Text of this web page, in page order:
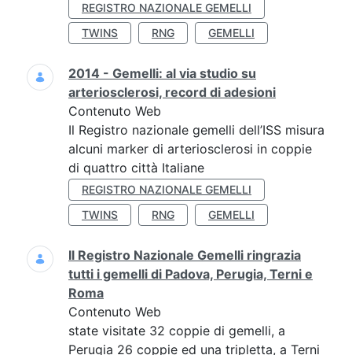
REGISTRO NAZIONALE GEMELLI
TWINS
RNG GEMELLI
2014 - Gemelli: al via studio su
arteriosclerosi, record di adesioni
Contenuto Web
Il Registro nazionale gemelli dell’ISS misura
alcuni marker di arteriosclerosi in coppie
di quattro città Italiane
REGISTRO NAZIONALE GEMELLI
TWINS
RNG GEMELLI
Il Registro Nazionale Gemelli ringrazia
tutti i gemelli di Padova, Perugia, Terni e
Roma
Contenuto Web
state visitate 32 coppie di gemelli, a
Perugia 26 coppie ed una tripletta, a Terni